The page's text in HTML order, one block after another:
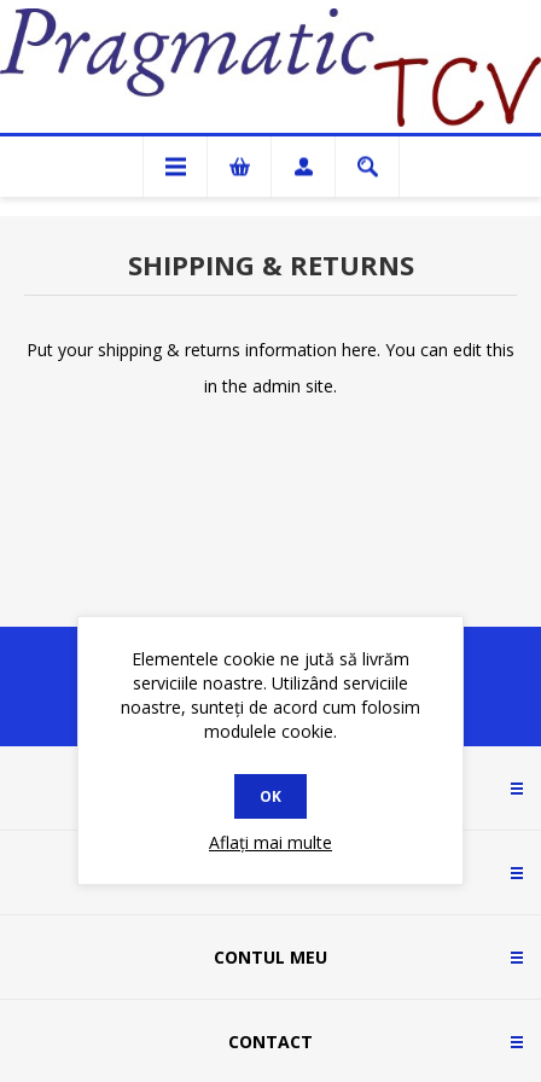
Pragmatic TCV
SHIPPING & RETURNS
Put your shipping & returns information here. You can edit this
in the admin site.
INFORMAȚII
CONTUL MEU
CONTACT
Elementele cookie ne jută să livrăm
serviciile noastre. Utilizând serviciile
noastre, sunteți de acord cum folosim
modulele cookie.
OK
Aflați mai multe